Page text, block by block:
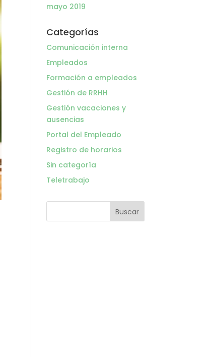
mayo 2019
Categorías
Comunicación interna
Empleados
Formación a empleados
Gestión de RRHH
Gestión vacaciones y
ausencias
Portal del Empleado
Registro de horarios
Sin categoría
Teletrabajo